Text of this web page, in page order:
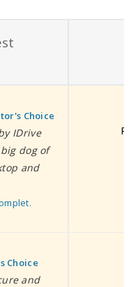
Choice
IDrive
dog of
and
Choice
and